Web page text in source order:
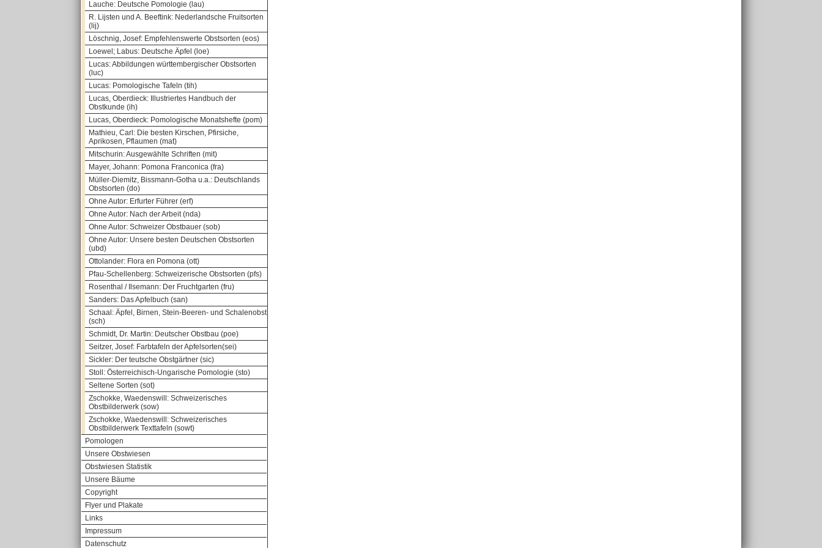
Lauche: Deutsche Pomologie (lau)
R. Lijsten und A. Beeftink: Nederlandsche Fruitsorten
(lij)
Löschnig, Josef: Empfehlenswerte Obstsorten (eos)
Loewel; Labus: Deutsche Äpfel (loe)
Lucas: Abbildungen württembergischer Obstsorten
(luc)
Lucas: Pomologische Tafeln (tih)
Lucas, Oberdieck: Illustriertes Handbuch der
Obstkunde (ih)
Lucas, Oberdieck: Pomologische Monatshefte (pom)
Mathieu, Carl: Die besten Kirschen, Pfirsiche,
Aprikosen, Pflaumen (mat)
Mitschurin: Ausgewählte Schriften (mit)
Mayer, Johann: Pomona Franconica (fra)
Müller-Diemitz, Bissmann-Gotha u.a.: Deutschlands
Obstsorten (do)
Ohne Autor: Erfurter Führer (erf)
Ohne Autor: Nach der Arbeit (nda)
Ohne Autor: Schweizer Obstbauer (sob)
Ohne Autor: Unsere besten Deutschen Obstsorten
(ubd)
Ottolander: Flora en Pomona (ott)
Pfau-Schellenberg: Schweizerische Obstsorten (pfs)
Rosenthal / Ilsemann: Der Fruchtgarten (fru)
Sanders: Das Apfelbuch (san)
Schaal: Äpfel, Birnen, Stein-Beeren- und Schalenobst
(sch)
Schmidt, Dr. Martin: Deutscher Obstbau (poe)
Seitzer, Josef: Farbtafeln der Apfelsorten(sei)
Sickler: Der teutsche Obstgärtner (sic)
Stoll: Österreichisch-Ungarische Pomologie (sto)
Seltene Sorten (sot)
Zschokke, Waedenswill: Schweizerisches
Obstbilderwerk (sow)
Zschokke, Waedenswill: Schweizerisches
Obstbilderwerk Texttafeln (sowt)
Pomologen
Unsere Obstwiesen
Obstwiesen Statistik
Unsere Bäume
Copyright
Flyer und Plakate
Links
Impressum
Datenschutz